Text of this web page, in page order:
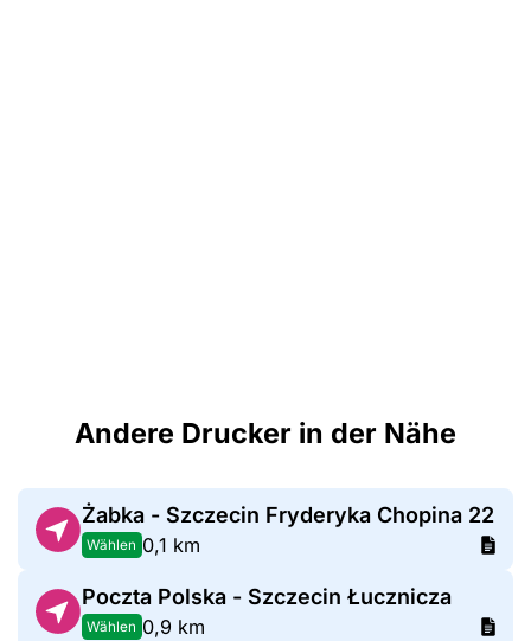
Andere Drucker in der Nähe
Żabka - Szczecin Fryderyka Chopina 22
Wählen 0,1 km
Poczta Polska - Szczecin Łucznicza
Wählen 0,9 km